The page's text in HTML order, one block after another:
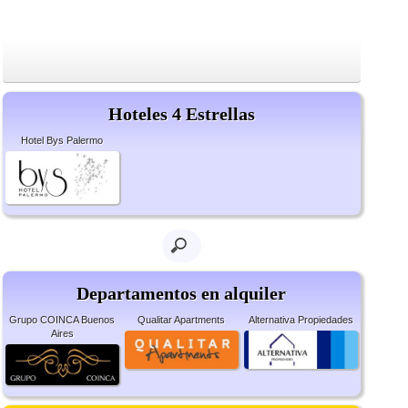
Hoteles 4 Estrellas
Hotel Bys Palermo
Departamentos en alquiler
Grupo COINCA Buenos
Aires
Qualitar Apartments Alternativa Propiedades